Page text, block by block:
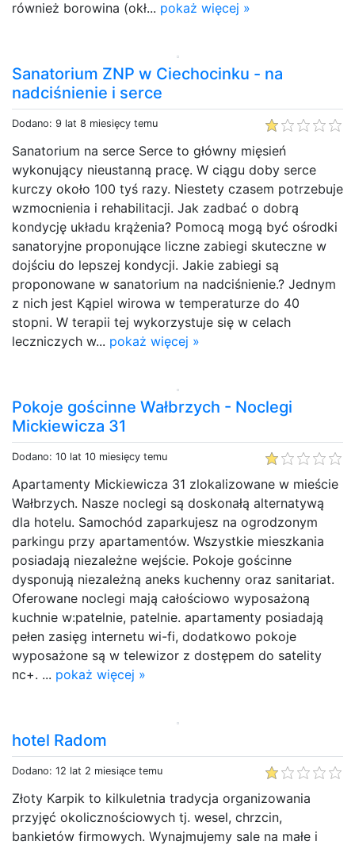
również borowina (okł... pokaż więcej »
Sanatorium ZNP w Ciechocinku - na
nadciśnienie i serce
Dodano: 9 lat 8 miesięcy temu
Sanatorium na serce Serce to główny mięsień
wykonujący nieustanną pracę. W ciągu doby serce
kurczy około 100 tyś razy. Niestety czasem potrzebuje
wzmocnienia i rehabilitacji. Jak zadbać o dobrą
kondycję układu krążenia? Pomocą mogą być ośrodki
sanatoryjne proponujące liczne zabiegi skuteczne w
dojściu do lepszej kondycji. Jakie zabiegi są
proponowane w sanatorium na nadciśnienie.? Jednym
z nich jest Kąpiel wirowa w temperaturze do 40
stopni. W terapii tej wykorzystuje się w celach
leczniczych w... pokaż więcej »
Pokoje gościnne Wałbrzych - Noclegi
Mickiewicza 31
Dodano: 10 lat 10 miesięcy temu
Apartamenty Mickiewicza 31 zlokalizowane w mieście
Wałbrzych. Nasze noclegi są doskonałą alternatywą
dla hotelu. Samochód zaparkujesz na ogrodzonym
parkingu przy apartamentów. Wszystkie mieszkania
posiadają niezależne wejście. Pokoje gościnne
dysponują niezależną aneks kuchenny oraz sanitariat.
Oferowane noclegi mają całościowo wyposażoną
kuchnie w:patelnie, patelnie. apartamenty posiadają
pełen zasięg internetu wi-fi, dodatkowo pokoje
wyposażone są w telewizor z dostępem do satelity
nc+. ... pokaż więcej »
hotel Radom
Dodano: 12 lat 2 miesiące temu
Złoty Karpik to kilkuletnia tradycja organizowania
przyjęć okolicznościowych tj. wesel, chrzcin,
bankietów firmowych. Wynajmujemy sale na małe i